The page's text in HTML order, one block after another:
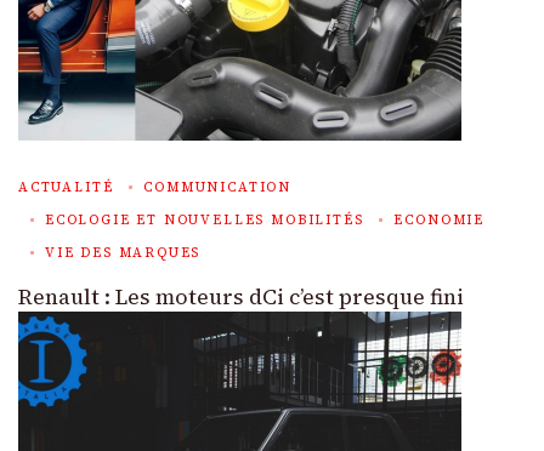
ACTUALITÉ
COMMUNICATION
ECOLOGIE ET NOUVELLES MOBILITÉS
ECONOMIE
VIE DES MARQUES
Renault : Les moteurs dCi c’est presque fini